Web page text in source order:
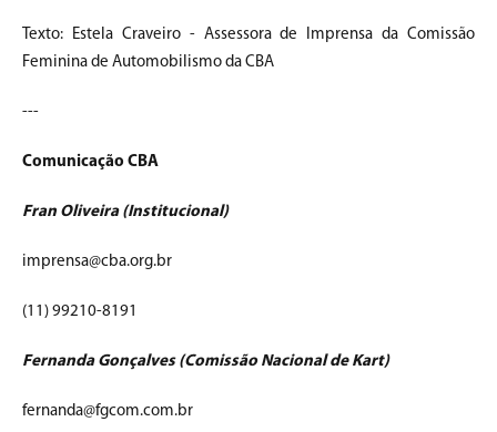
Texto: Estela Craveiro - Assessora de Imprensa da Comissão
Feminina de Automobilismo da CBA
---
Comunicação CBA
Fran Oliveira (Institucional)
imprensa@cba.org.br
(11) 99210-8191
Fernanda Gonçalves (Comissão Nacional de Kart)
fernanda@fgcom.com.br